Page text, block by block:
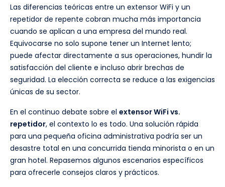
Las diferencias teóricas entre un extensor WiFi y un
repetidor de repente cobran mucha más importancia
cuando se aplican a una empresa del mundo real.
Equivocarse no solo supone tener un Internet lento;
puede afectar directamente a sus operaciones, hundir la
satisfacción del cliente e incluso abrir brechas de
seguridad. La elección correcta se reduce a las exigencias
únicas de su sector.
En el continuo debate sobre el extensor WiFi vs.
repetidor, el contexto lo es todo. Una solución rápida
para una pequeña oficina administrativa podría ser un
desastre total en una concurrida tienda minorista o en un
gran hotel. Repasemos algunos escenarios específicos
para ofrecerle consejos claros y prácticos.